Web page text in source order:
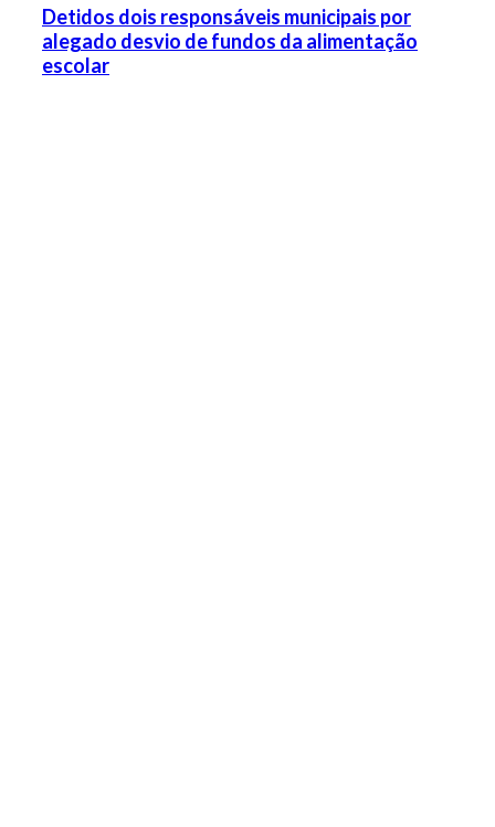
Detidos dois responsáveis municipais por
alegado desvio de fundos da alimentação
escolar